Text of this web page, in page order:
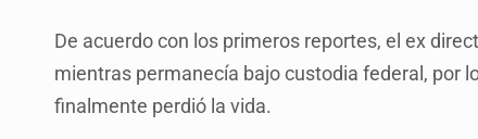
De acuerdo con los primeros reportes, el ex
mientras permanecía bajo custodia federal, por
finalmente perdió la vida.